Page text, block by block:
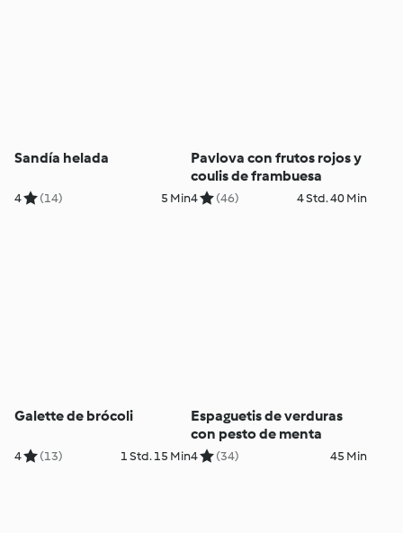
Sandía helada
4 (14) 5 Min
Pavlova con frutos rojos y
coulis de frambuesa
4 (46) 4 Std. 40 Min
Galette de brócoli
4 (13) 1 Std. 15 Min
Espaguetis de verduras
con pesto de menta
4 (34) 45 Min